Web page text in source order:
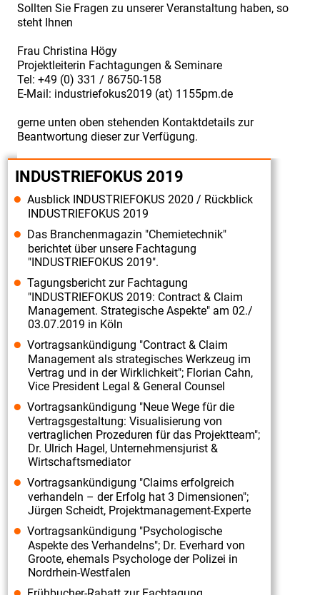
Sollten Sie Fragen zu unserer Veranstaltung haben, so
steht Ihnen
Frau Christina Högy
Projektleiterin Fachtagungen & Seminare
Tel: +49 (0) 331 / 86750-158
E-Mail: industriefokus2019 (at) 1155pm.de
gerne unten oben stehenden Kontaktdetails zur
Beantwortung dieser zur Verfügung.
INDUSTRIEFOKUS 2019
Ausblick INDUSTRIEFOKUS 2020 / Rückblick
INDUSTRIEFOKUS 2019
Das Branchenmagazin "Chemietechnik"
berichtet über unsere Fachtagung
"INDUSTRIEFOKUS 2019".
Tagungsbericht zur Fachtagung
"INDUSTRIEFOKUS 2019: Contract & Claim
Management. Strategische Aspekte" am 02./
03.07.2019 in Köln
Vortragsankündigung "Contract & Claim
Management als strategisches Werkzeug im
Vertrag und in der Wirklichkeit"; Florian Cahn,
Vice President Legal & General Counsel
Vortragsankündigung "Neue Wege für die
Vertragsgestaltung: Visualisierung von
vertraglichen Prozeduren für das Projektteam";
Dr. Ulrich Hagel, Unternehmensjurist &
Wirtschaftsmediator
Vortragsankündigung "Claims erfolgreich
verhandeln – der Erfolg hat 3 Dimensionen";
Jürgen Scheidt, Projektmanagement-Experte
Vortragsankündigung "Psychologische
Aspekte des Verhandelns"; Dr. Everhard von
Groote, ehemals Psychologe der Polizei in
Nordrhein-Westfalen
Regelungen
in
Projektverträgen.“
INDUSTRIEFOKUS
2021:
&
Management.
"Vorsorge
statt
Nachsorge
–
Termin
und
Kostenrisiken
bei
Großprojekten
systematisch
vorbeugen"
INDUSTRIEFOKUS
2021:
Contract
&
Claim
Management.
Vortrag
"Die
Bedenkenanzeige: